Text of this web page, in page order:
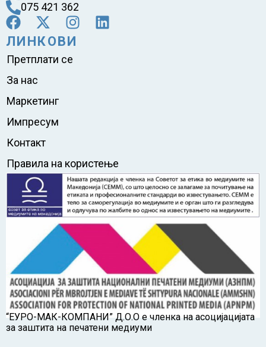
075 421 362
ЛИНКОВИ
Претплати се
За нас
Маркетинг
Импресум
Контакт
Правила на користење
“ЕУРО-МАК-КОМПАНИ” Д.О.О е членка на асоцијацијата
за заштита на печатени медиуми